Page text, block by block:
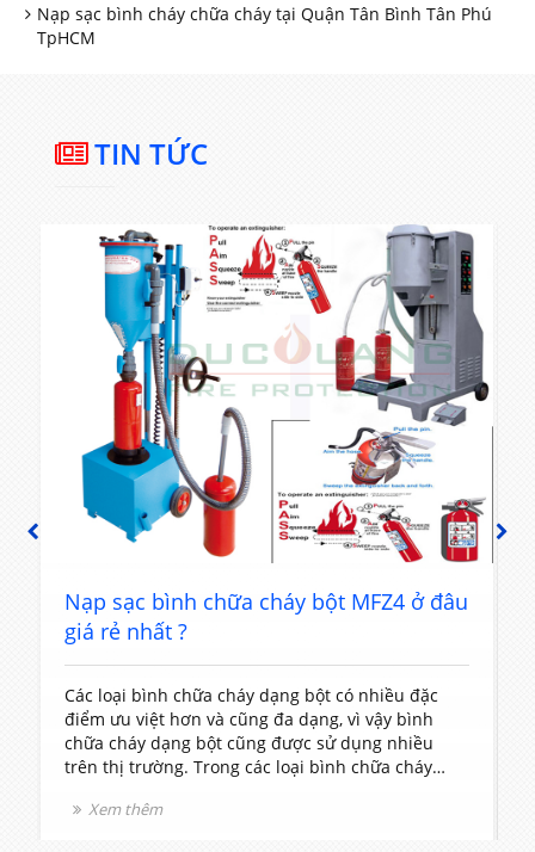
Nạp sạc bình cháy chữa cháy tại Quận Tân Bình Tân Phú
TpHCM
TIN TỨC
PREVIOUS
Nạp sạc bình chữa cháy bột MFZ4 ở đâu
giá rẻ nhất ?
Các loại bình chữa cháy dạng bột có nhiều đặc
điểm ưu việt hơn và cũng đa dạng, vì vậy bình
chữa cháy dạng bột cũng được sử dụng nhiều
trên thị trường. Trong các loại bình chữa cháy
dụng rất phổ biến vì nó có kích thước và khối
Xem thêm
NEXT